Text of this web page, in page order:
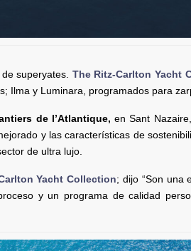
superyates. The Ritz-Carlton Yacht
Ilma y Luminara, programados para
de l’Atlantique, en Sant
y las características de
de ultra lujo.
Yacht Collection; dijo “Son una
y un programa de calidad